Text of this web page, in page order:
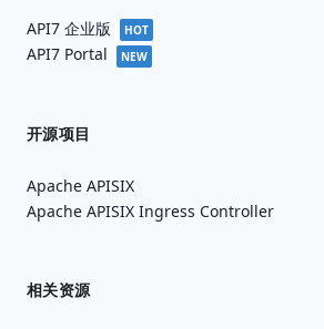
API7 企业版 HOT
API7 Portal NEW
开源项目
Apache APISIX
Apache APISIX Ingress Controller
相关资源